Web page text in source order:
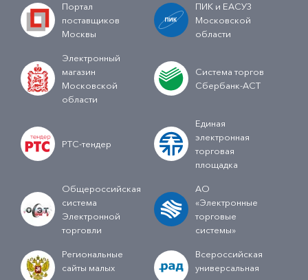
Портал
поставщиков
Москвы
ПИК и ЕАСУЗ
Московской
области
Электронный
магазин
Московской
области
Система торгов
Сбербанк-АСТ
РТС-тендер
Единая
электронная
торговая
площадка
Общероссийская
система
Электронной
торговли
АО
«Электронные
торговые
системы»
Региональные
сайты малых
Всероссийская
универсальная